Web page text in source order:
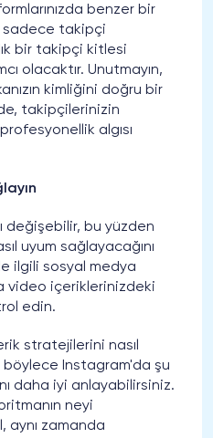
benzer bir
sadece takipçi
bir takipçi kitlesi
olacaktır. Unutmayın,
kimliğini doğru bir
takipçilerinizin
algısı
değişebilir, bu yüzden
uyum sağlayacağını
ilgili sosyal medya
video içeriklerinizdeki
edin.
stratejilerini nasıl
Instagram'da şu
daha iyi anlayabilirsiniz.
neyi
aynı zamanda